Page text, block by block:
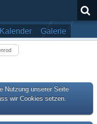
Kalender Galerie
Nutzung unserer Seite
wir Cookies setzen.